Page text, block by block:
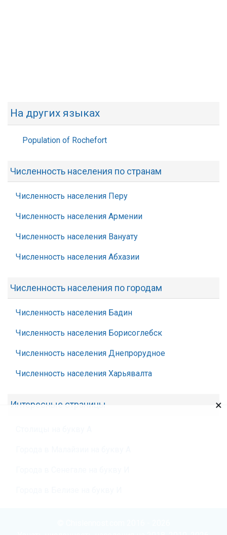
На других языках
Population of Rochefort
Численность населения по странам
Численность населения Перу
Численность населения Армении
Численность населения Вануату
Численность населения Абхазии
Численность населения по городам
Численность населения Бадин
Численность населения Борисоглебск
Численность населения Днепрорудное
Численность населения Харьявалта
Интересные страницы ×